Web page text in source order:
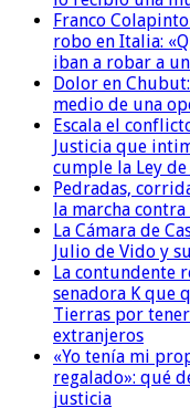
Franco
robo en Italia:
iban a robar a
Dolor en
medio de una
Escala el
Justicia que
cumple la Ley de
Pedradas,
la marcha
La Cámara de
Julio de Vido y
La contundente
senadora K que
Tierras por
extranjeros
«Yo tenía mi
regalado»: qué
justicia